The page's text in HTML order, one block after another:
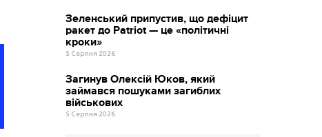
Зеленський припустив, що дефіцит
ракет до Patriot — це «політичні
кроки»
5 Серпня 2026
Загинув Олексій Юков, який
займався пошуками загиблих
військових
5 Серпня 2026